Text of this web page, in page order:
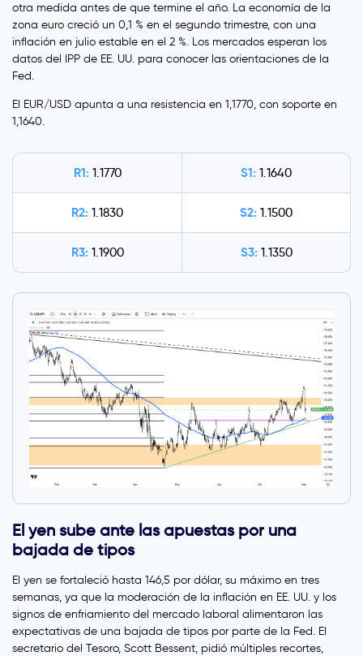
otra medida antes de que termine el año. La economía de la
zona euro creció un 0,1 % en el segundo trimestre, con una
inflación en julio estable en el 2 %. Los mercados esperan los
datos del IPP de EE. UU. para conocer las orientaciones de la
Fed.
El EUR/USD apunta a una resistencia en 1,1770, con soporte en
1,1640.
R1: 1.1770 S1: 1.1640
R2: 1.1830 S2: 1.1500
R3: 1.1900 S3: 1.1350
El yen sube ante las apuestas por una
bajada de tipos
El yen se fortaleció hasta 146,5 por dólar, su máximo en tres
semanas, ya que la moderación de la inflación en EE. UU. y los
signos de enfriamiento del mercado laboral alimentaron las
expectativas de una bajada de tipos por parte de la Fed. El
secretario del Tesoro, Scott Bessent, pidió múltiples recortes,